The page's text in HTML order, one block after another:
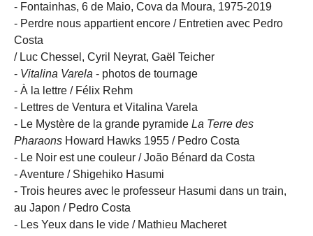
- Fontainhas, 6 de Maio, Cova da Moura, 1975-2019
- Perdre nous appartient encore / Entretien avec Pedro
Costa
/ Luc Chessel, Cyril Neyrat, Gaël Teicher
- Vitalina Varela - photos de tournage
- À la lettre / Félix Rehm
- Lettres de Ventura et Vitalina Varela
- Le Mystère de la grande pyramide La Terre des
Pharaons Howard Hawks 1955 / Pedro Costa
- Le Noir est une couleur / João Bénard da Costa
- Aventure / Shigehiko Hasumi
- Trois heures avec le professeur Hasumi dans un train,
au Japon / Pedro Costa
- Les Yeux dans le vide / Mathieu Macheret